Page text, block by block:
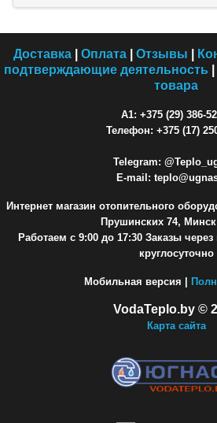
Доставка Оплата Отзывы
подтверждающие деятельность
товара
A1: +375 (29) 386-
Телефон: +375 (17)
Telegram:
E-mail:
Интернет магазин отопительного
Прушинских 74, Минск
Работаем с 9:00 до 17:30 Заказы
круглосуточно
Мобильная версия |
VodaTeplo.by ©
Карта сайта